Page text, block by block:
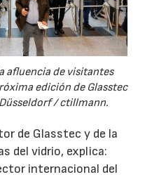
afluencia de visitantes
edición de Glasstec
/ ctillmann.
de Glasstec y de la
del vidrio, explica:
internacional del